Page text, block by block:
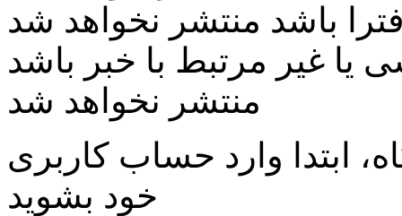
یا غیر مرتبط با خبر باشد
منتشر نخواهد شد
ابتدا وارد حساب كاربری
خود بشويد